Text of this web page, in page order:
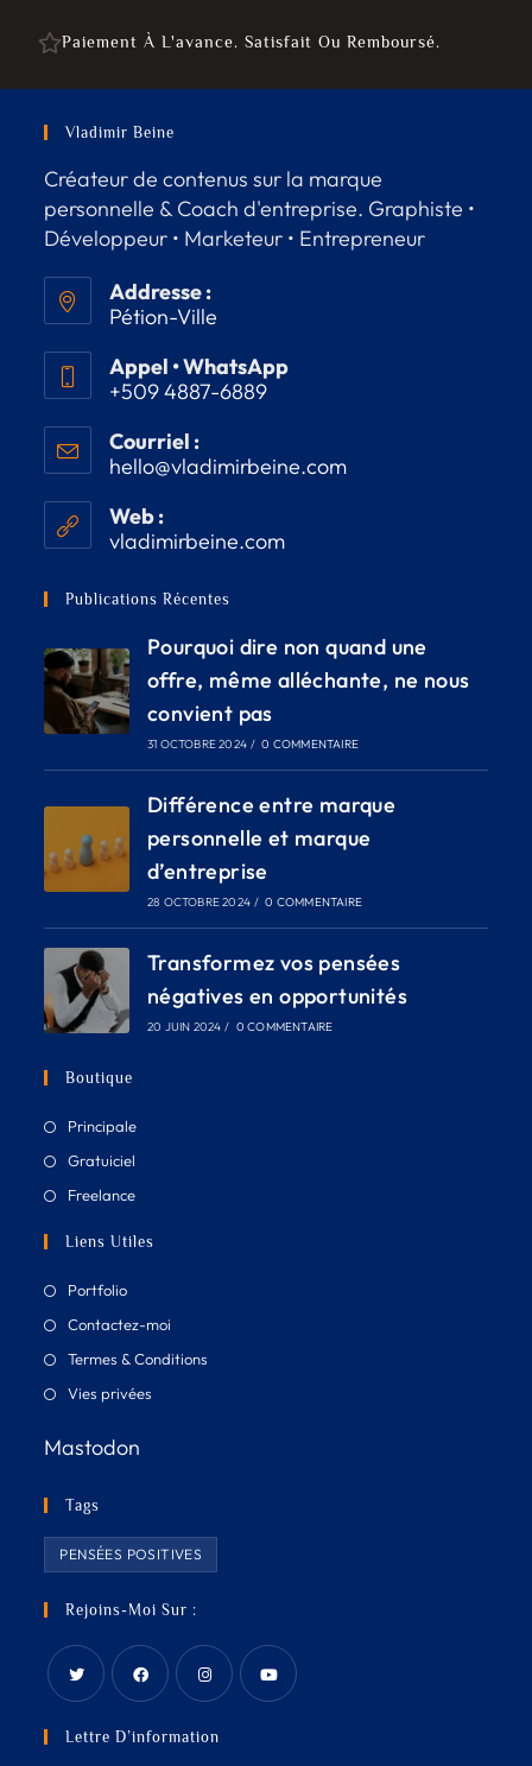
Paiement À L'avance. Satisfait Ou Remboursé.
Vladimir Beine
Créateur de contenus sur la marque
personnelle & Coach d'entreprise. Graphiste •
Développeur • Marketeur • Entrepreneur
Addresse :
Pétion-Ville
Appel • WhatsApp
+509 4887-6889
Courriel :
hello@vladimirbeine.com
Web :
vladimirbeine.com
Publications Récentes
Pourquoi dire non quand une
offre, même alléchante, ne nous
convient pas
31 OCTOBRE 2024 / 0 COMMENTAIRE
Différence entre marque
personnelle et marque
d’entreprise
28 OCTOBRE 2024 / 0 COMMENTAIRE
Transformez vos pensées
négatives en opportunités
20 JUIN 2024 / 0 COMMENTAIRE
Boutique
Principale
Gratuiciel
Freelance
Liens Utiles
Portfolio
Contactez-moi
Termes & Conditions
Vies privées
Mastodon
Tags
PENSÉES POSITIVES
Rejoins-Moi Sur :
Lettre D’information